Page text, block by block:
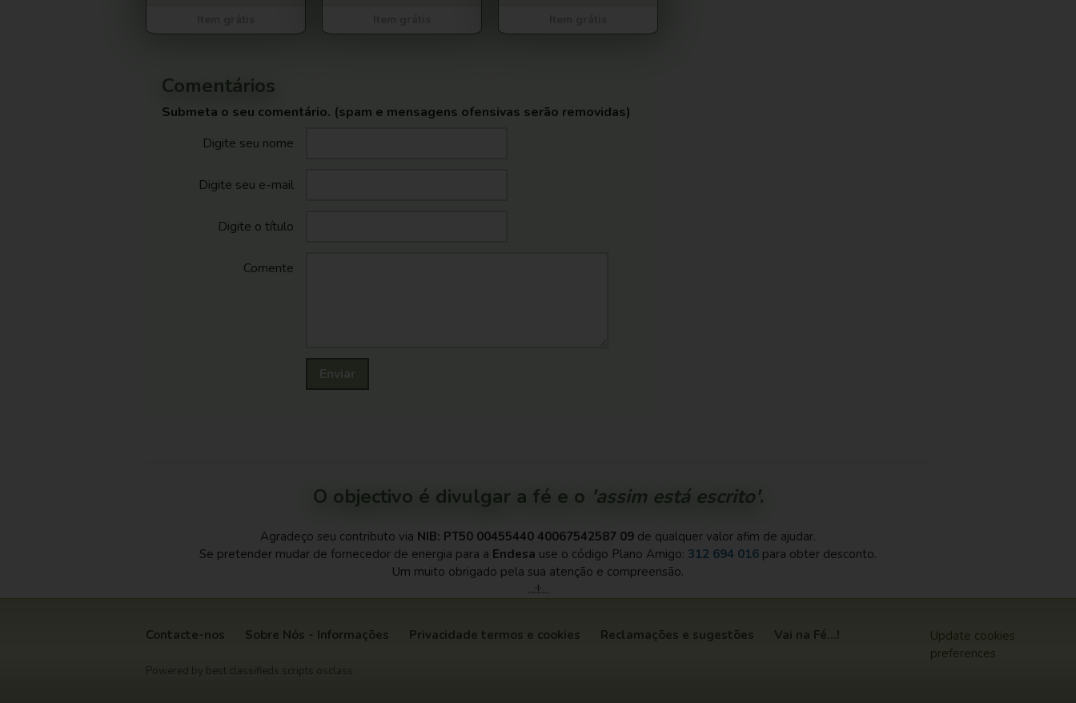
Comentários
Submeta o seu comentário. (spam e mensagens ofensivas serão removidas)
Digite seu nome
Digite seu e-mail
Digite o título
Comente
Enviar
O objectivo é divulgar a fé e o 'assim está escrito'.
Agradeço seu contributo via NIB: PT50 00455440 40067542587 09 de qualquer valor afim de ajudar.
Se pretender mudar de fornecedor de energia para a Endesa use o código Plano Amigo: 312 694 016 para obter desconto.
Um muito obrigado pela sua atenção e compreensão.
...:!:...
Contacte-nos Sobre Nós - Informações Privacidade termos e cookies Reclamações e sugestões Vai na Fé...!
Powered by best classifieds scripts osclass
Update cookies
preferences